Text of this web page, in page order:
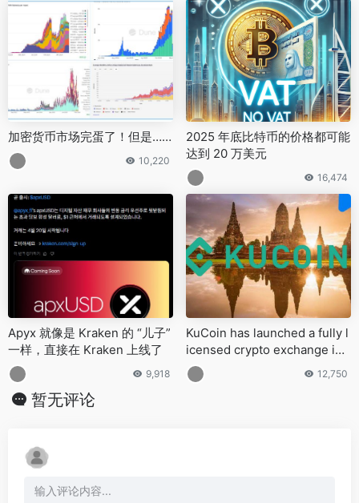
加密货币市场完蛋了！但是……
10,220
2025 年底比特币的价格都可能
达到 20 万美元
16,474
Apyx 就像是 Kraken 的 “儿子”
一样，直接在 Kraken 上线了
9,918
KuCoin has launched a fully l
icensed crypto exchange in
Thailand
12,750
暂无评论